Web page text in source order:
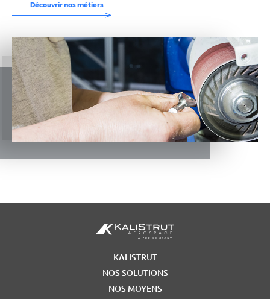
Découvrir nos métiers
KALISTRUT
NOS SOLUTIONS
NOS MOYENS